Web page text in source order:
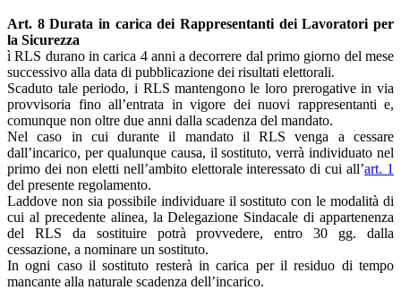
Art. 8 Durata in carica dei Rappresentanti dei Lavoratori per
la Sicurezza
ì RLS durano in carica 4 anni a decorrere dal primo giorno del mese
successivo alla data di pubblicazione dei risultati elettorali.
Scaduto tale periodo, i RLS mantengono le loro prerogative in via
provvisoria fino all’entrata in vigore dei nuovi rappresentanti e,
comunque non oltre due anni dalla scadenza del mandato.
Nel caso in cui durante il mandato il RLS venga a cessare
dall’incarico, per qualunque causa, il sostituto, verrà individuato nel
primo dei non eletti nell’ambito elettorale interessato di cui all’art. 1
del presente regolamento.
Laddove non sia possibile individuare il sostituto con le modalità di
cui al precedente alinea, la Delegazione Sindacale di appartenenza
del RLS da sostituire potrà provvedere, entro 30 gg. dalla
cessazione, a nominare un sostituto.
In ogni caso il sostituto resterà in carica per il residuo di tempo
mancante alla naturale scadenza dell’incarico.